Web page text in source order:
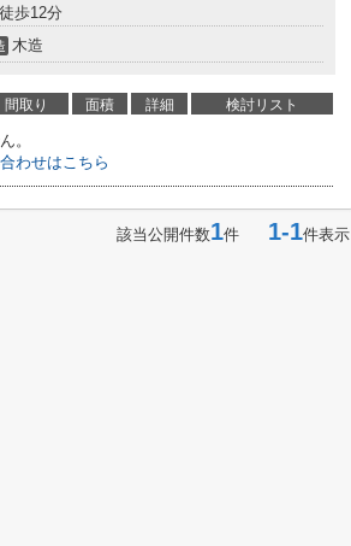
歩12分
木造
間取り 面積 詳細 検討リスト
。
わせはこちら
該当公開件数1件 1-1件表示